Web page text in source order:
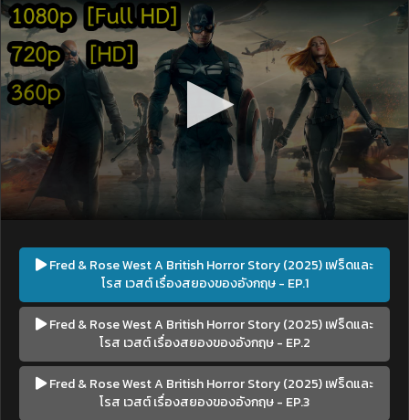
Fred & Rose West A British Horror Story (2025) เฟร็ดและ
โรส เวสต์ เรื่องสยองของอังกฤษ - EP.1
Fred & Rose West A British Horror Story (2025) เฟร็ดและ
โรส เวสต์ เรื่องสยองของอังกฤษ - EP.2
Fred & Rose West A British Horror Story (2025) เฟร็ดและ
โรส เวสต์ เรื่องสยองของอังกฤษ - EP.3